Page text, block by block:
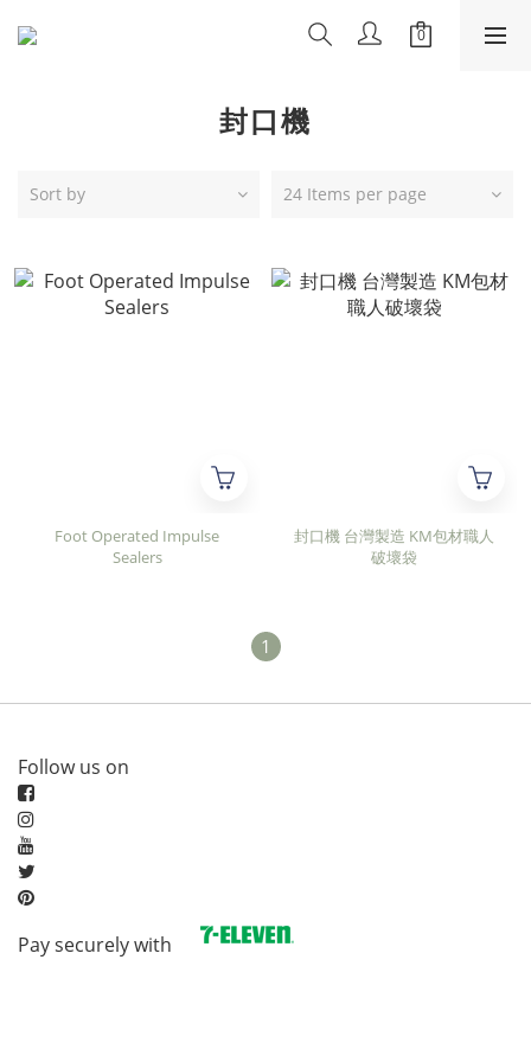
封口機
Sort by 24 Items per page
Foot Operated Impulse
Sealers
封口機 台灣製造 KM包材職人
破壞袋
1
Follow us on
Pay securely with